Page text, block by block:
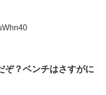
ぞ？ベンチはさすがに